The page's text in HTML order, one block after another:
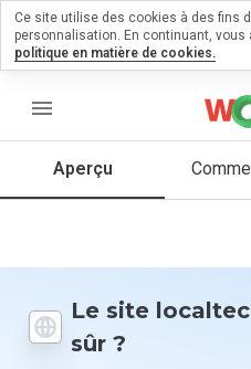
menu
Aperçu
Le site
sûr ?
un
sur
Quelle
donneriez-
Ce site utilise des cookies à des fins
personnalisation. En continuant, vous
politique en matière de cookies.